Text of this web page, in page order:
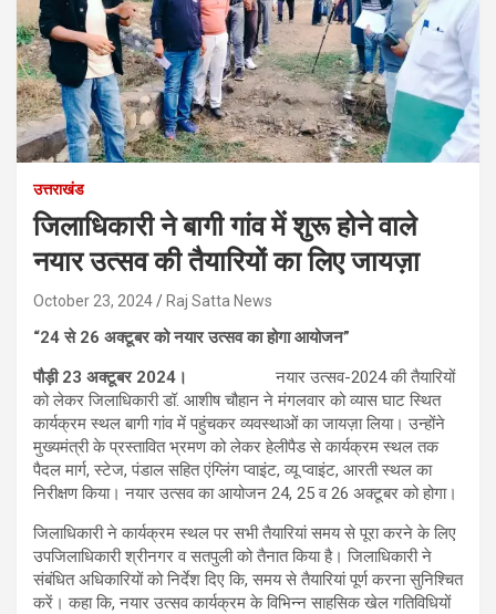
उत्तराखंड
जिलाधिकारी ने बागी गांव में शुरू होने वाले
नयार उत्सव की तैयारियों का लिए जायज़ा
October 23, 2024 Raj Satta News
“24 से 26 अक्टूबर को नयार उत्सव का होगा आयोजन”
पौड़ी 23 अक्टूबर 2024।
नयार उत्सव-2024 की तैयारियों
को लेकर जिलाधिकारी डॉ. आशीष चौहान ने मंगलवार को व्यास घाट स्थित
कार्यक्रम स्थल बागी गांव में पहुंचकर व्यवस्थाओं का जायज़ा लिया। उन्होंने
मुख्यमंत्री के प्रस्तावित भ्रमण को लेकर हेलीपैड से कार्यक्रम स्थल तक
पैदल मार्ग, स्टेज, पंडाल सहित एंग्लिंग प्वाइंट, व्यू प्वाइंट, आरती स्थल का
निरीक्षण किया। नयार उत्सव का आयोजन 24, 25 व 26 अक्टूबर को होगा।
जिलाधिकारी ने कार्यक्रम स्थल पर सभी तैयारियां समय से पूरा करने के लिए
उपजिलाधिकारी श्रीनगर व सतपुली को तैनात किया है। जिलाधिकारी ने
संबंधित अधिकारियों को निर्देश दिए कि, समय से तैयारियां पूर्ण करना सुनिश्चित
करें। कहा कि, नयार उत्सव कार्यक्रम के विभिन्न साहसिक खेल गतिविधियों